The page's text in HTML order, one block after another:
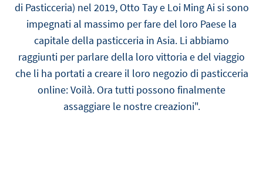
di Pasticceria) nel 2019, Otto Tay e Loi Ming Ai si sono
impegnati al massimo per fare del loro Paese la
capitale della pasticceria in Asia. Li abbiamo
raggiunti per parlare della loro vittoria e del viaggio
che li ha portati a creare il loro negozio di pasticceria
online: Voilà. Ora tutti possono finalmente
assaggiare le nostre creazioni".